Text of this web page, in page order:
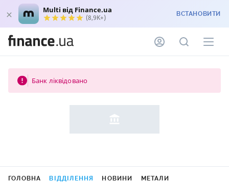
Multi від Finance.ua
(8,9K+) ВСТАНОВИТИ
Банк ліквідовано
ГОЛОВНА ВІДДІЛЕННЯ НОВИНИ МЕТАЛИ